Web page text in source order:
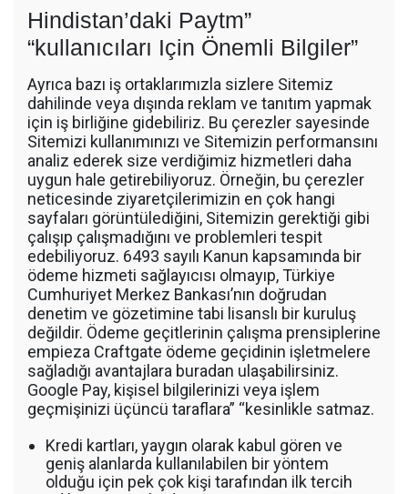
Hindistan’daki Paytm”
“kullanıcıları Için Önemli Bilgiler”
Ayrıca bazı iş ortaklarımızla sizlere Sitemiz
dahilinde veya dışında reklam ve tanıtım yapmak
için iş birliğine gidebiliriz. Bu çerezler sayesinde
Sitemizi kullanımınızı ve Sitemizin performansını
analiz ederek size verdiğimiz hizmetleri daha
uygun hale getirebiliyoruz. Örneğin, bu çerezler
neticesinde ziyaretçilerimizin en çok hangi
sayfaları görüntülediğini, Sitemizin gerektiği gibi
çalışıp çalışmadığını ve problemleri tespit
edebiliyoruz. 6493 sayılı Kanun kapsamında bir
ödeme hizmeti sağlayıcısı olmayıp, Türkiye
Cumhuriyet Merkez Bankası’nın doğrudan
denetim ve gözetimine tabi lisanslı bir kuruluş
değildir. Ödeme geçitlerinin çalışma prensiplerine
empieza Craftgate ödeme geçidinin işletmelere
sağladığı avantajlara buradan ulaşabilirsiniz.
Google Pay, kişisel bilgilerinizi veya işlem
geçmişinizi üçüncü taraflara” “kesinlikle satmaz.
Kredi kartları, yaygın olarak kabul gören ve
geniş alanlarda kullanılabilen bir yöntem
olduğu için pek çok kişi tarafından ilk tercih